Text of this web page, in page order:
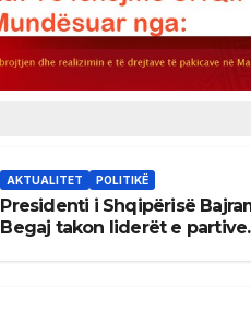
AKTUALITET POLITIKË
Presidenti i Shqipërisë
Begaj takon liderët e partive